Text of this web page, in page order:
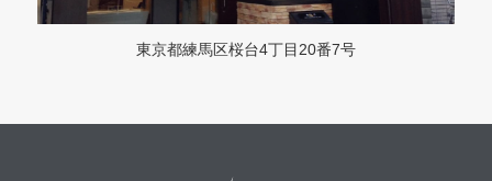
東京都練馬区桜台4丁目20番7号